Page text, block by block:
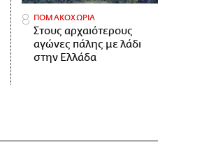
ΠΟΜΑΚΟΧΩΡΙΑ
Στους αρχαιότερους
αγώνες πάλης με λάδι
στην Ελλάδα